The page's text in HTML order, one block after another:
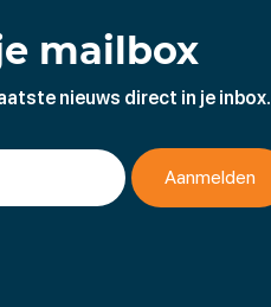
mailbox
nieuws direct in je inbox.